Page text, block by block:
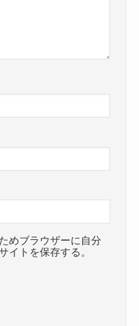
めブラウザーに自分
イトを保存する。